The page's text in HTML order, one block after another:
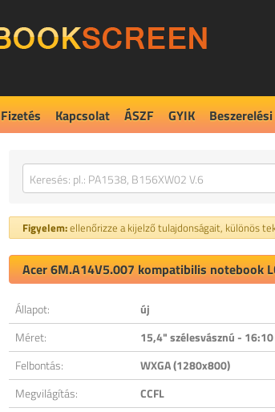
Fizetés Kapcsolat ÁSZF GYIK
Figyelem:ellenőrizze a kijelző tulajdonságait, különös
Acer 6M.A14V5.007 kompatibilis notebook
Állapot:
új
Méret:
15,4" szélesvásznú - 16:10
Felbontás:
WXGA (1280x800)
Megvilágítás:
CCFL